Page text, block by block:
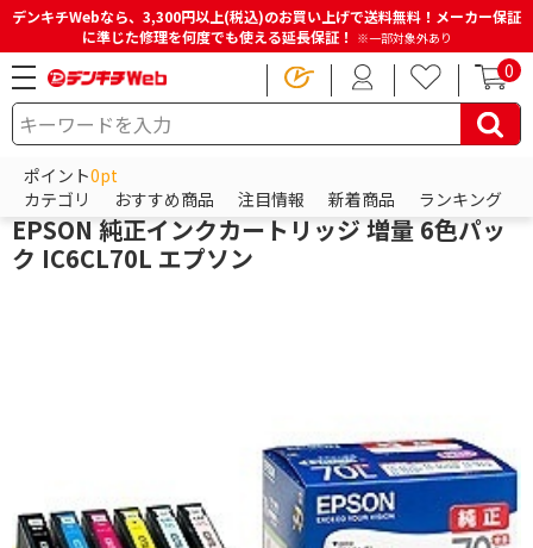
デンキチWebなら、3,300円以上(税込)のお買い上げで送料無料！メーカー保証
に準じた修理を何度でも使える延長保証！ ※一部対象外あり
0
ポイント0pt
カテゴリ
おすすめ商品 注目情報 新着商品 ランキング
HOME 商品一覧ページ 電池・インク・メディア
エプソン
EPSON 純正インクカートリッジ 増量 6色パッ
ク IC6CL70L エプソン